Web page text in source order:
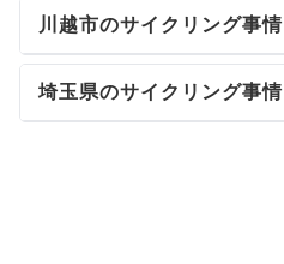
川越市のサイクリング事情
埼玉県のサイクリング事情